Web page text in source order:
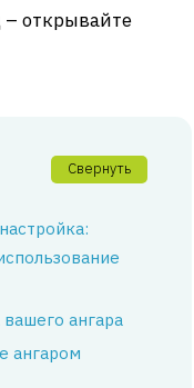
– открывайте
Свернуть
ангара
ангаром